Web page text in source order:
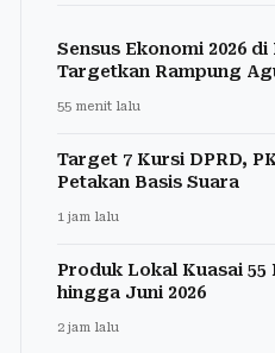
Sensus Ekonomi 2026
Targetkan Rampung
55 menit lalu
Target 7 Kursi DPRD,
Petakan Basis Suara
1 jam lalu
Produk Lokal Kuasai
hingga Juni 2026
2 jam lalu